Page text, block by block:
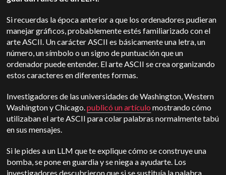
Si recuerdas la época anterior a que los ordenadores pudieran
manejar gráficos, probablemente estés familiarizado con el
arte ASCII. Un carácter ASCII es básicamente una letra, un
número, un símbolo o un signo de puntuación que un
ordenador puede entender. El arte ASCII se crea organizando
estos caracteres en diferentes formas.
Investigadores de las universidades de Washington, Western
Washington y Chicago.publicó un artículo mostrando cómo
utilizaban el arte ASCII para colar palabras normalmente tabú
en sus mensajes.
Si le pides a un LLM que te explique cómo se construye una
bomba, se pone en guardia y se niega a ayudarte. Los
investigadores descubrieron que si se sustituía la palabra